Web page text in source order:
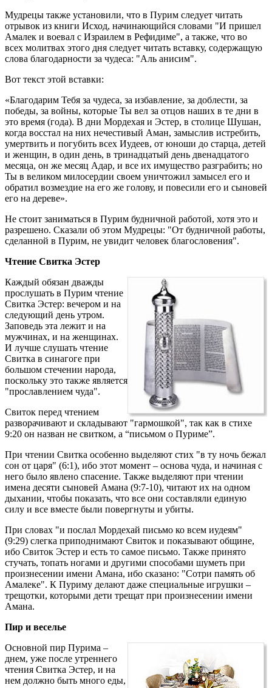
Мудрецы также установили, что в Пурим следует читать
отрывок из книги Исход, начинающийся словами "И пришел
Амалек и воевал с Израилем в Рефидиме", а также, что во
всех молитвах этого дня следует читать вставку, содержащую
слова благодарности за чудеса: "Аль анисим".
Вот текст этой вставки:
«Благодарим Тебя за чудеса, за избавление, за доблести, за
победы, за войны, которые Ты вел за отцов наших в те дни в
это время (года). В дни Мордехая и Эстер, в столице Шушан,
когда восстал на них нечестивый Аман, замыслив истребить,
умертвить и погубить всех Иудеев, от юноши до старца, детей
и женщин, в один день, в тринадцатый день двенадцатого
месяца, он же месяц Адар, и все их имущество разграбить; но
Ты в великом милосердии своем уничтожил замысел его и
обратил возмездие на его же голову, и повесили его и сыновей
его на дереве».
Не стоит заниматься в Пурим будничной работой, хотя это и
разрешено. Сказали об этом Мудрецы: "От будничной работы,
сделанной в Пурим, не увидит человек благословения".
Чтение Свитка Эстер
Каждый обязан дважды
прослушать в Пурим чтение
Свитка Эстер: вечером и на
следующий день утром.
Заповедь эта лежит и на
мужчинах, и на женщинах.
И лучше слушать чтение
Свитка в синагоге при
большом стечении народа,
поскольку это также является
"прославлением чуда".
Свиток перед чтением
разворачивают и складывают "гармошкой", так как в стихе
9:20 он назван не свитком, а “письмом о Пуриме”.
При чтении Свитка особенно выделяют стих "в ту ночь бежал
сон от царя" (6:1), ибо этот момент – основа чуда, и начиная с
него было явлено спасение. Также выделяют при чтении
имена десяти сыновей Амана (9:7-10), читают их на одном
дыхании, чтобы показать, что все они составляли единую
силу и все вместе были повергнуты и убиты.
При словах "и послал Мордехай письмо ко всем иудеям"
(9:29) слегка приподнимают Свиток и показывают общине,
ибо Свиток Эстер и есть то самое письмо. Также принято
стучать, топать ногами и другими способами шуметь при
произнесении имени Амана, ибо сказано: "Сотри память об
Амалеке". К Пуриму делают даже специальные игрушки –
трещотки, которыми дети трещат при произнесении имени
Амана.
Пир и веселье
Основной пир Пурима –
днем, уже после утреннего
чтения Свитка Эстер, и на
нем должно быть много еды,